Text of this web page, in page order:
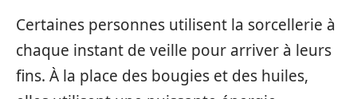
Certaines personnes utilisent la sorcellerie à
chaque instant de veille pour arriver à leurs
fins. À la place des bougies et des huiles,